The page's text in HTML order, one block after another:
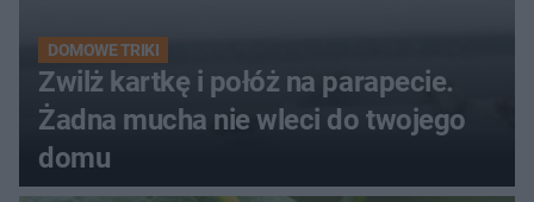
DOMOWE TRIKI
Zwilż kartkę i połóż na parapecie.
Żadna mucha nie wleci do twojego
domu